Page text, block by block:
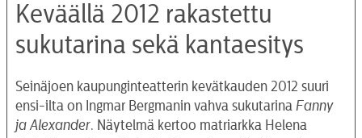
Keväällä 2012 rakastettu
sukutarina sekä kantaesitys
Seinäjoen kaupunginteatterin kevätkauden 2012 suuri
ensi-ilta on Ingmar Bergmanin vahva sukutarina Fanny
ja Alexander. Näytelmä kertoo matriarkka Helena